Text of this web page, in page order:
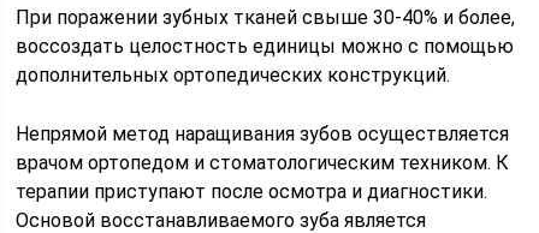
При поражении зубных тканей свыше 30-40% и более,
воссоздать целостность единицы можно с помощью
дополнительных ортопедических конструкций.
Непрямой метод наращивания зубов осуществляется
врачом ортопедом и стоматологическим техником. К
терапии приступают после осмотра и диагностики.
Основой восстанавливаемого зуба является